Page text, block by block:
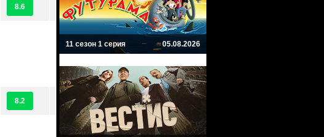
8.6
8.2
11 сезон 1 серия 05.08.2026